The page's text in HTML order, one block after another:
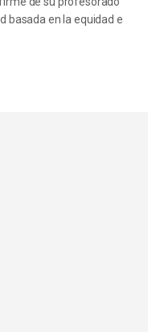
basada en la equidad e